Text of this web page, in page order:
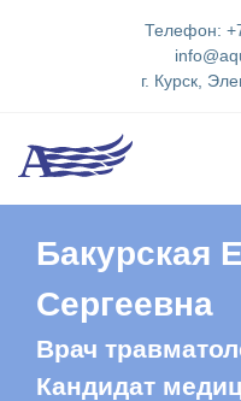
Телефон:
г. Курск,
Бакурская
Сергеевна
Врач
Кандидат